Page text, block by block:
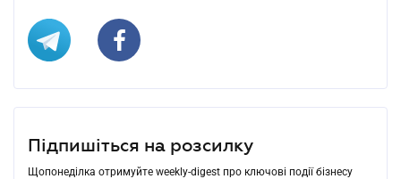
Підпишіться на розсилку
Щопонеділка отримуйте weekly-digest про ключові події бізнесу